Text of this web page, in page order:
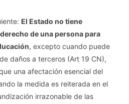
El Estado no tiene
de una persona para
, excepto cuando puede
daños a terceros (Art 19 CN),
una afectación esencial del
la medida es reiterada en el
irrazonable de las